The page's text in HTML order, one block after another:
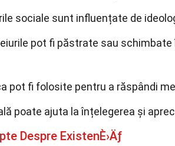
sociale sunt influențate de
pot fi păstrate sau schimbate
pot fi folosite pentru a răspândi
poate ajuta la înțelegerea și
Despre ExistenÈ›Äƒ